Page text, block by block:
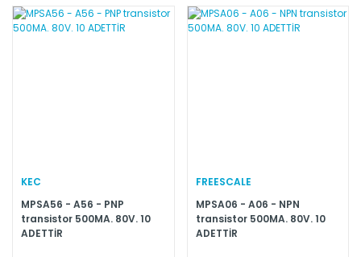
KEC
MPSA56 - A56 - PNP
transistor 500MA. 80V. 10
ADETTİR
FREESCALE
MPSA06 - A06 - NPN
transistor 500MA. 80V. 10
ADETTİR